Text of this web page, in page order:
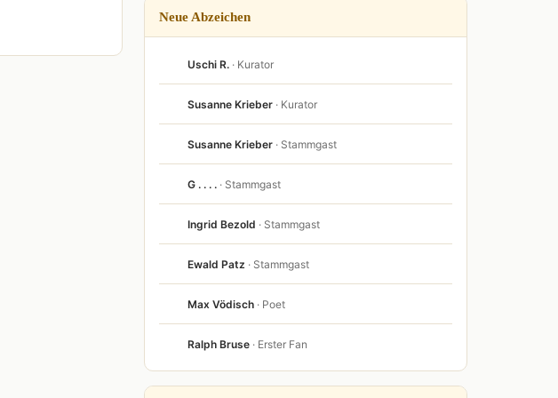
Neue Abzeichen
Uschi R. · Kurator
Susanne Krieber · Kurator
Susanne Krieber · Stammgast
G . . . . · Stammgast
Ingrid Bezold · Stammgast
Ewald Patz · Stammgast
Max Vödisch · Poet
Ralph Bruse · Erster Fan